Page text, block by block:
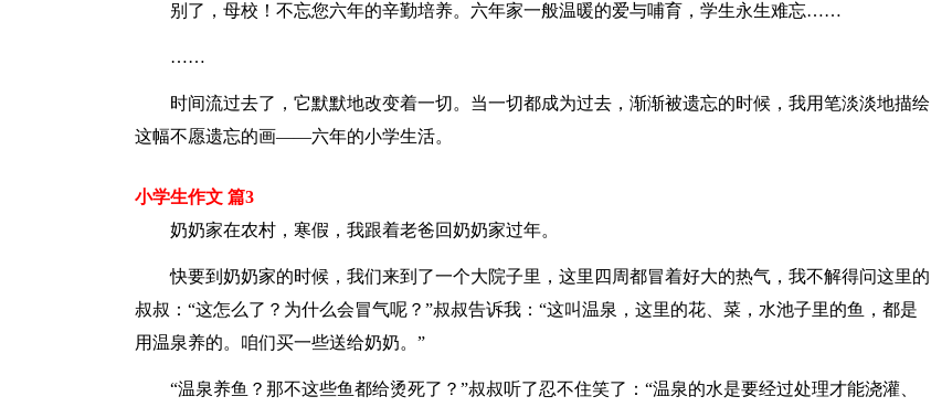
别了，母校！不忘您六年的辛勤培养。六年家一般温暖的爱与哺育，学生永生难忘……
……
时间流过去了，它默默地改变着一切。当一切都成为过去，渐渐被遗忘的时候，我用笔淡淡地描绘
这幅不愿遗忘的画——六年的小学生活。
小学生作文 篇3
奶奶家在农村，寒假，我跟着老爸回奶奶家过年。
快要到奶奶家的时候，我们来到了一个大院子里，这里四周都冒着好大的热气，我不解得问这里的
叔叔：“这怎么了？为什么会冒气呢？”叔叔告诉我：“这叫温泉，这里的花、菜，水池子里的鱼，都是
用温泉养的。咱们买一些送给奶奶。”
“温泉养鱼？那不这些鱼都给烫死了？”叔叔听了忍不住笑了：“温泉的水是要经过处理才能浇灌、